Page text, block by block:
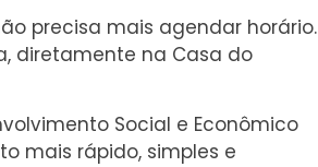
precisa mais agendar horário.
diretamente na Casa do
Social e Econômico
mais rápido, simples e